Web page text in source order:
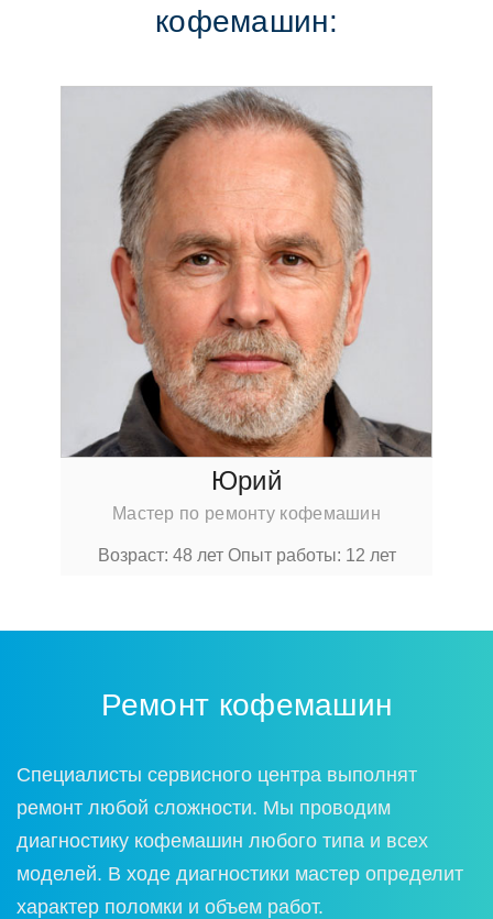
кофемашин:
Юрий
Мастер по ремонту кофемашин
Возраст: 48 летОпыт работы: 12 лет
Ремонт кофемашин
Специалисты сервисного центра выполнят
ремонт любой сложности. Мы проводим
диагностику кофемашин любого типа и всех
моделей. В ходе диагностики мастер определит
характер поломки и объем работ.